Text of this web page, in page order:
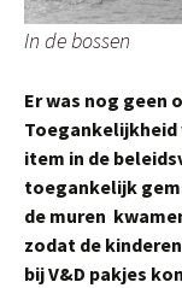
In de bossen
Er was nog geen
Toegankelijkheid
item in de
toegankelijk
de muren
zodat de
bij V&D pakjes